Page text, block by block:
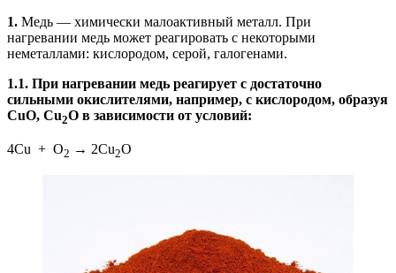
1. Медь — химически малоактивный металл. При
нагревании медь может реагировать с некоторыми
неметаллами: кислородом, серой, галогенами.
1.1. При нагревании медь реагирует с достаточно
сильными окислителями, например, с кислородом, образуя
CuО, Cu2О в зависимости от условий:
4Cu + О2 → 2Cu2О